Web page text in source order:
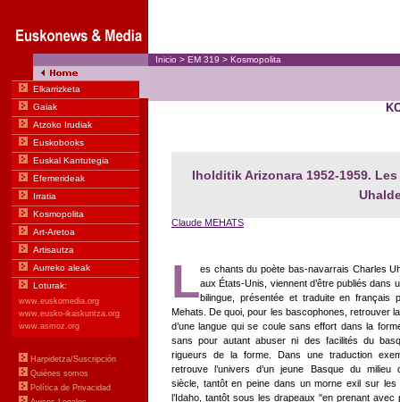
Iholditik Arizonara 1952-1959.
Claude MEHATS
Les chants du poète bas-navarrais Charles
aux États-Unis, viennent d’être publiés dans
bilingue, présentée et traduite en français
Mehats. De quoi, pour les bascophones, retrouver
d’une langue qui se coule sans effort dans la
sans pour autant abuser ni des facilités du
rigueurs de la forme. Dans une traduction
retrouve l’univers d’un jeune Basque du milieu
siècle, tantôt en peine dans un morne exil sur les
l’Idaho, tantôt sous les drapeaux "en prenant avec
Inicio > EM 319 > Kosmopolita